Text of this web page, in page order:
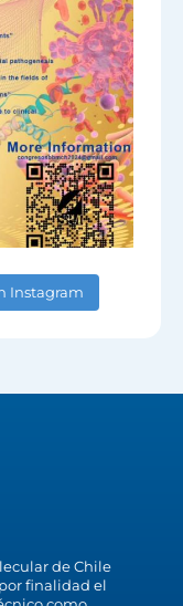
Instagram
de Chile
finalidad el